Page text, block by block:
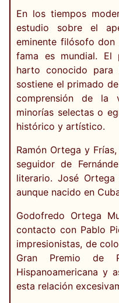
En los tiempos
estudio sobre el
eminente filósofo don
fama es mundial. El
harto conocido para
sostiene el primado
comprensión de la
minorías selectas o
histórico y artístico.
Ramón Ortega y
seguidor de
literario. José
aunque nacido en
Godofredo Ortega
contacto con Pablo
impresionistas, de
Gran Premio de
Hispanoamericana y
esta relación